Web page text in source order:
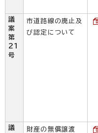
議
案
第
21
号
市道路線の廃止及
び認定について
議
財産の無償譲渡